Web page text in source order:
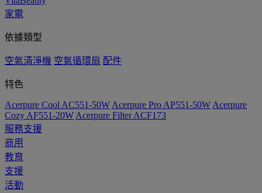
家電
依據類型
空氣清淨機 空氣循環扇 配件
特色
Acerpure Cool AC551-50W Acerpure Pro AP551-50W Acerpure
Cozy AF551-20W Acerpure Filter ACF173
服務支援
商用
教育
支援
活動